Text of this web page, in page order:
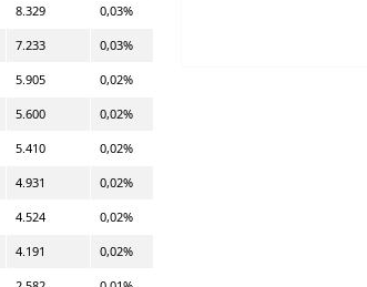
8.329 0,03%
7.233 0,03%
5.905 0,02%
5.600 0,02%
5.410 0,02%
4.931 0,02%
4.524 0,02%
4.191 0,02%